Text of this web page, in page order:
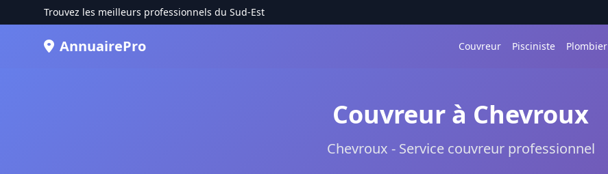
Trouvez les meilleurs professionnels du Sud-Est
AnnuairePro Couvreur Pisciniste Plombier
Couvreur à Chevroux
Chevroux - Service couvreur professionnel